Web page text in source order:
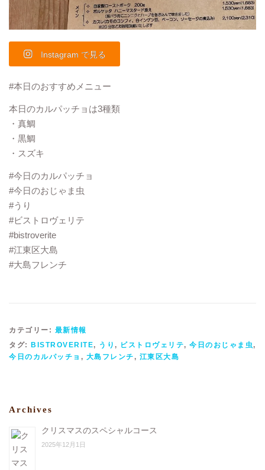
Instagram で見る
#本日のおすすめメニュー
本日のカルパッチョは3種類
・真鯛
・黒鯛
・スズキ
#今日のカルパッチョ
#今日のおじゃま虫
#うり
#ビストロヴェリテ
#bistroverite
#江東区大島
#大島フレンチ
カテゴリー: 最新情報
タグ:
BISTROVERITE, うり , ビストロヴェリテ, 今日のおじゃま虫,
今日のカルパッチョ , 大島フレンチ , 江東区大島
Archives
クリスマスのスペシャルコース
2025年12月1日